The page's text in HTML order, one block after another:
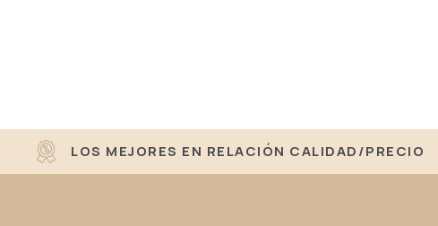
LOS MEJORES EN RELACIÓN CALIDAD/PRECIO